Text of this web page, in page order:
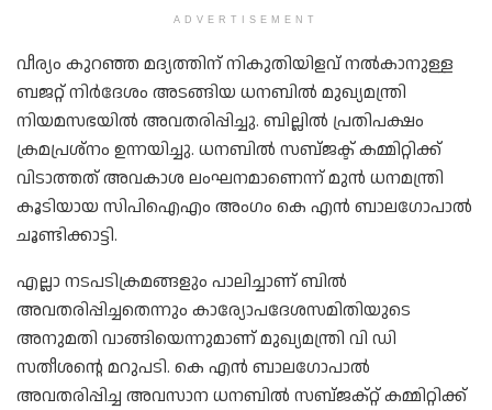
ADVERTISEMENT
വീര്യം കുറഞ്ഞ മദ്യത്തിന് നികുതിയിളവ് നൽകാനുള്ള
ബജറ്റ് നിർദേശം അടങ്ങിയ ധനബിൽ മുഖ്യമന്ത്രി
നിയമസഭയിൽ അവതരിപ്പിച്ചു. ബില്ലിൽ പ്രതിപക്ഷം
ക്രമപ്രശ്നം ഉന്നയിച്ചു. ധനബിൽ സബ്ജക്ട് കമ്മിറ്റിക്ക്
വിടാത്തത് അവകാശ ലംഘനമാണെന്ന് മുൻ ധനമന്ത്രി
കൂടിയായ സിപിഐഎം അംഗം കെ എൻ ബാലഗോപാൽ
ചൂണ്ടിക്കാട്ടി.
എല്ലാ നടപടിക്രമങ്ങളും പാലിച്ചാണ് ബിൽ
അവതരിപ്പിച്ചതെന്നും കാര്യോപദേശസമിതിയുടെ
അനുമതി വാങ്ങിയെന്നുമാണ് മുഖ്യമന്ത്രി വി ഡി
സതീശന്റെ മറുപടി. കെ എൻ ബാലഗോപാൽ
അവതരിപ്പിച്ച അവസാന ധനബിൽ സബ്ജക്റ്റ് കമ്മിറ്റിക്ക്